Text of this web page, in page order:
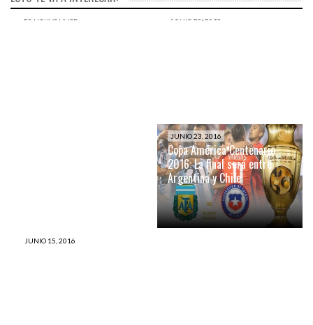
JUNIO 23, 2016
Copa América Centenario
2016: La final será entre
Argentina y Chile
JUNIO 15, 2016